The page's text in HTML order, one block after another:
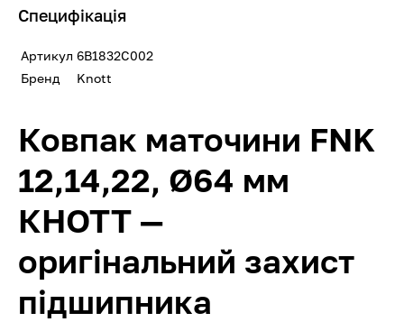
Специфікація
Артикул 6B1832C002
Бренд
Knott
Ковпак маточини FNK
12,14,22, Ø64 мм
КНОТТ —
оригінальний захист
підшипника